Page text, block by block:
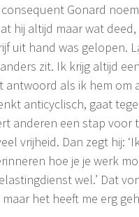
Gonard
hij altijd maar wat
uit hand was gelopen.
zit. Ik krijg altijd
antwoord als ik hem om
anticyclisch, gaat
anderen een stap voor
vrijheid. Dan zegt hij:
hoe je je werk
wel.’ Dat
het heeft me erg